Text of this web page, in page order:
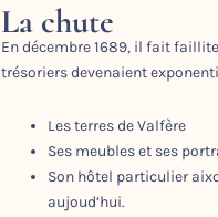
La chute
En décembre 1689, il fait
trésoriers devenaient
Les terres de Valfère
Ses meubles et ses
Son hôtel particulier
aujoud’hui.